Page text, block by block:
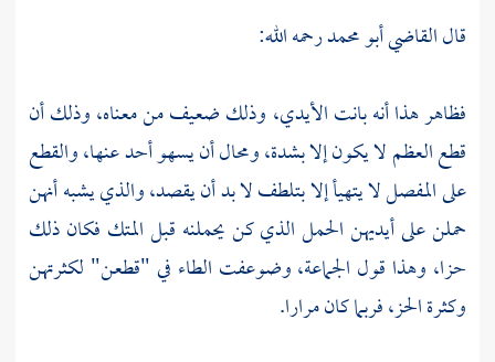
قالالقاضي أبو محمدرحمه الله:
فظاهر هذا أنه بانت الأيدي، وذلك ضعيف من معناه، وذلك أن
قطع العظم لا يكون إلا بشدة، ومحال أن يسهو أحد عنها، والقطع
على المفصل لا يتهيأ إلا بتلطف لا بد أن يقصد، والذي يشبه أنهن
حملن على أيديهن الحمل الذي كن يحملنه قبل المتك فكان ذلك
حزا، وهذا قول الجماعة، وضوعفت الطاء في "قطعن" لكثرتهن
وكثرة الحز، فربما كان مرارا.